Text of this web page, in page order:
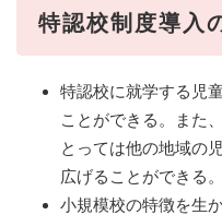
特認校制度導入
特認校に就学する児
ことができる。また
とっては他の地域の
広げることができる。
小規模校の特徴を生